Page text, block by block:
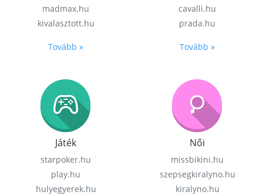
madmax.hu
kivalasztott.hu
Tovább »
cavalli.hu
prada.hu
Tovább »
Játék
starpoker.hu
play.hu
hulyegyerek.hu
Női
missbikini.hu
szepsegkiralyno.hu
kiralyno.hu